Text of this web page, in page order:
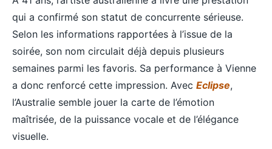
qui a confirmé son statut de concurrente sérieuse.
Selon les informations rapportées à l’issue de la
soirée, son nom circulait déjà depuis plusieurs
semaines parmi les favoris. Sa performance à Vienne
a donc renforcé cette impression. Avec Eclipse,
l’Australie semble jouer la carte de l’émotion
maîtrisée, de la puissance vocale et de l’élégance
visuelle.